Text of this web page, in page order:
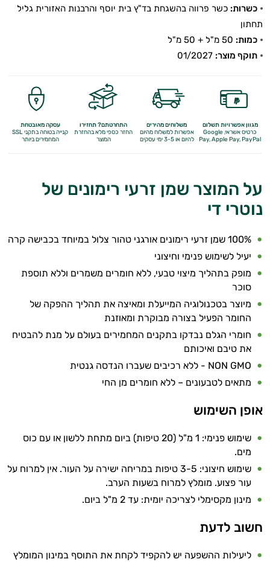
כשרות: כשר פרווה בהשגחת בד"ץ בית יוסף והרבנות האזורית גליל
תחתון
כמות:
תוקף מוצר:
מגוון אפשרויות תשלום
כרטיס אשראי, Google
Pay,Apple Pay, PayPal
משלוחים מהירים
אפשרות למשלוח מהיום
להיום או 3-5 ימי עסקים
התחרטתם? תחזירו
החזר כספי מלאבהחזרת
המוצר
עסקה מאובטחת
קנייה בטוחה בתקני SSL
המחמירים ביותר
על המוצר שמן זרעי רימונים של
נוטרי די
100% שמן זרעי רימונים אורגני טהור צלול במיוחד בכבישה קרה
יעיל לשימוש פנימי וחיצוני
מופק בתהליך מיצוי טבעי, ללא חומרים משמרים וללא תוספת
סוכר
מיוצר בטכנולוגיה המייעלת ומאיצה את תהליך ההפקה של
החומר הפעיל בצורה מבוקרת ומאוזנת
חומרי הגלם נבדקו בתקנים המחמירים בעולם על מנת להבטיח
את טיבם ואיכותם
NON GMO - ללא רכיבים שעברו הנדסה גנטית
מתאים לטבעונים – ללא חומרים מן החי
אופן השימוש
שימוש פנימי: 1 מ"ל (20 טיפות) ביום מתחת ללשון או עם כוס
מים.
שימוש חיצוני: 3-5 טיפות במריחה ישירה על העור. אין למרוח על
עור פצוע. מומלץ למרוח בשעות הערב.
מינון מקסימלי לצריכה יומית: עד 2 מ"ל ביום.
חשוב לדעת
ליעילות ההשפעה יש להקפיד לקחת את התוסף במינון המומלץ